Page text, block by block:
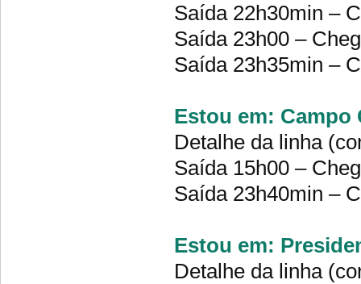
Saída 22h30min –
Saída 23h00 –
Saída 23h35min –
Estou em: Campo
Detalhe da linha
Saída 15h00 –
Saída 23h40min –
Estou em:
Detalhe da linha